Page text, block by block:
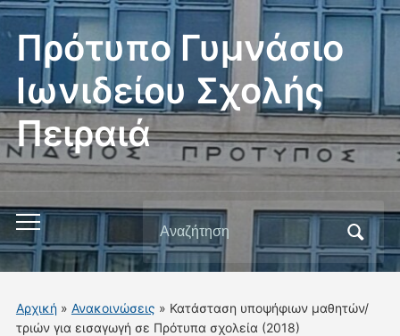
Πρότυπο Γυμνάσιο
Ιωνιδείου Σχολής
Πειραιά
Εναλλαγή
του
μενού
για
κινητά
Αναζήτηση
για:
Αρχική» Ανακοινώσεις » Κατάσταση υποψήφιων μαθητών/
τριών για εισαγωγή σε Πρότυπα σχολεία (2018)